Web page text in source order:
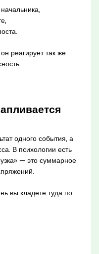
реагирует так же
одного события, а
В психологии есть
— это суммарное
вы кладете туда по